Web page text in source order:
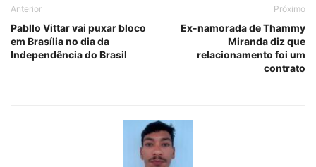
Anterior
Pabllo Vittar vai puxar bloco
em Brasília no dia da
Independência do Brasil
Próximo
Ex-namorada de Thammy
Miranda diz que
relacionamento foi um
contrato